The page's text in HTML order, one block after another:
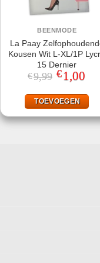
BEENMODE
La Paay
Kousen Wit L-XL/1P
15 Dernier
€9,99
prijs
€9,99.
€ 1,00
TOEVOEGEN